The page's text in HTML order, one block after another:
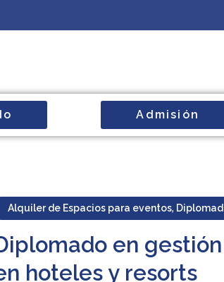
Admisión
Alquiler de Espacios para eventos,
en
hoteles y resorts